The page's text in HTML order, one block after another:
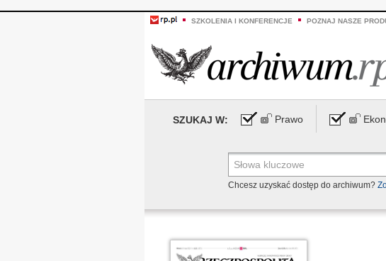
SZKOLENIA I KONFERENCJE POZNAJ NASZE
SZUKAJ W: Prawo
Chcesz uzyskać dostęp do archiwum?